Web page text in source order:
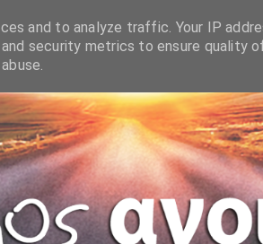
and to analyze traffic. Your IP
security metrics to ensure quality